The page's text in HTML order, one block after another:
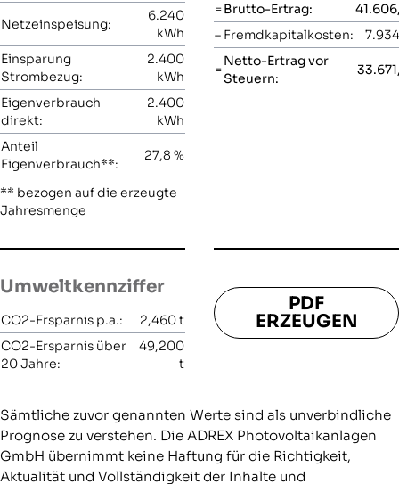
Netzeinspeisung:
6.240
kWh
Einsparung
Strombezug:
2.400
kWh
Eigenverbrauch
direkt:
2.400
kWh
Anteil
Eigenverbrauch**:
27,8 %
** bezogen auf die erzeugte
Jahresmenge
=Brutto-Ertrag:
– Fremdkapitalkosten:
=
Netto-Ertrag vor
Steuern:
Umweltkennziffer
CO2-Ersparnis p.a.: 2,460t
CO2-Ersparnis über
20 Jahre:
49,200
t
PDF
ERZEUGEN
Sämtliche zuvor genannten Werte sind als unverbindliche
Prognose zu verstehen. Die ADREX Photovoltaikanlagen
GmbH übernimmt keine Haftung für die Richtigkeit,
Aktualität und Vollständigkeit der Inhalte und